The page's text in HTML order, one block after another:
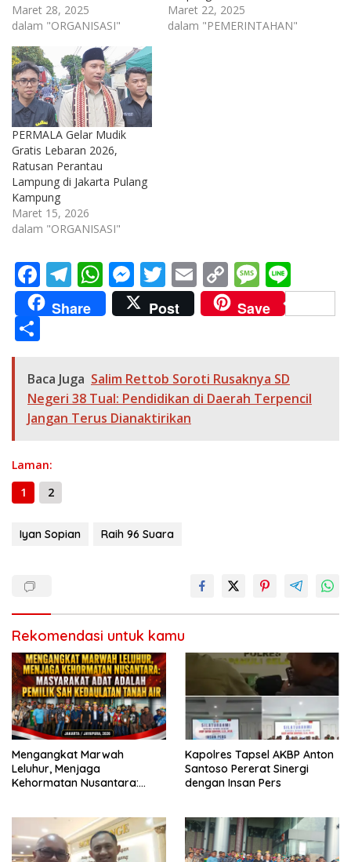
Maret 28, 2025
dalam "ORGANISASI"
Maret 22, 2025
dalam "PEMERINTAHAN"
PERMALA Gelar Mudik
Gratis Lebaran 2026,
Ratusan Perantau
Lampung di Jakarta Pulang
Kampung
Maret 15, 2026
dalam "ORGANISASI"
F
ac
e
o
o
k
T
el
e
a
m
W
h
at
A
p
p
M
e
ss
n
g
er
T
w
itt
E
m
ai
C
o
p
Li
n
M
e
ss
g
e
n
e
Share Post Save
ar
e
Baca Juga Salim Rettob Soroti Rusaknya SD
Negeri 38 Tual: Pendidikan di Daerah Terpencil
Jangan Terus Dianaktirikan
Laman:
1
2
Iyan Sopian Raih 96 Suara
Rekomendasi untuk kamu
Mengangkat Marwah
Leluhur, Menjaga
Kehormatan Nusantara:
Kapolres Tapsel AKBP Anton
Santoso Pererat Sinergi
dengan Insan Pers